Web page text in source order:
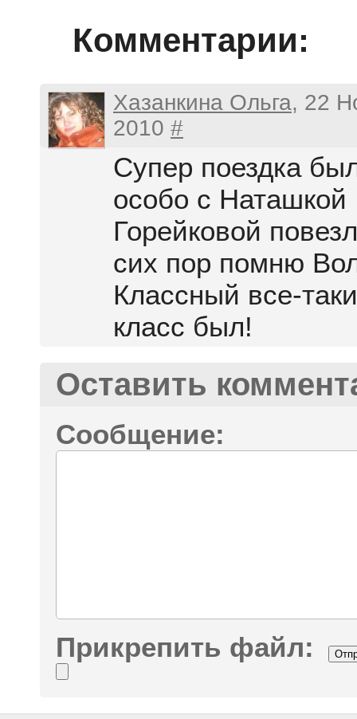
Комментарии:
Хазанкина Ольга, 22
2010 #
Супер поездка
особо с Наташкой
Горейковой
сих пор помню
Классный все-
класс был!
Оставить
Сообщение:
Прикрепить файл: